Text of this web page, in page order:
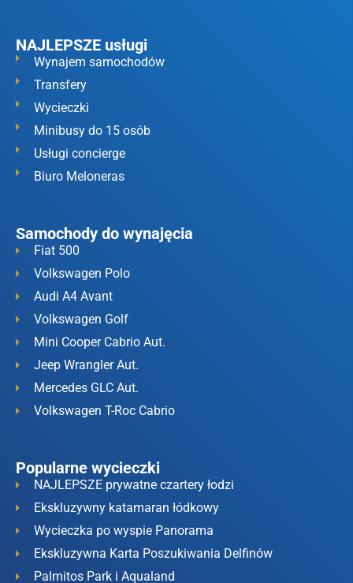
NAJLEPSZE usługi
Wynajem samochodów
Transfery
Wycieczki
Minibusy do 15 osób
Usługi concierge
Biuro Meloneras
Samochody do wynajęcia
Fiat 500
Volkswagen Polo
Audi A4 Avant
Volkswagen Golf
Mini Cooper Cabrio Aut.
Jeep Wrangler Aut.
Mercedes GLC Aut.
Volkswagen T-Roc Cabrio
Popularne wycieczki
NAJLEPSZE prywatne czartery łodzi
Ekskluzywny katamaran łódkowy
Wycieczka po wyspie Panorama
Ekskluzywna Karta Poszukiwania Delfinów
Palmitos Park i Aqualand